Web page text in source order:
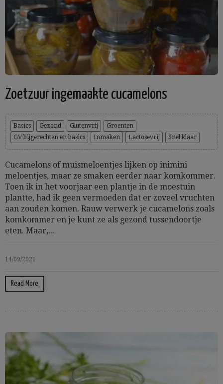
Zoetzuur ingemaakte cucamelons
Basics Gezond Glutenvrij
Groenten
GV bijgerechten en basics
Inmaken Lactosevrij Snel klaar
Cucamelons of muismeloentjes lijken op inimini
meloentjes, maar ze smaken eerder naar komkommer.
Toen ik in het voorjaar een plantje in de moestuin
plantte, had ik geen vermoeden dat er zoveel vruchten
aan zouden komen. Rauw verwerk je cucamelons zoals
komkommer en je kunt ze als gezond tussendoortje
eten. Maar,...
14/09/2021
Read More